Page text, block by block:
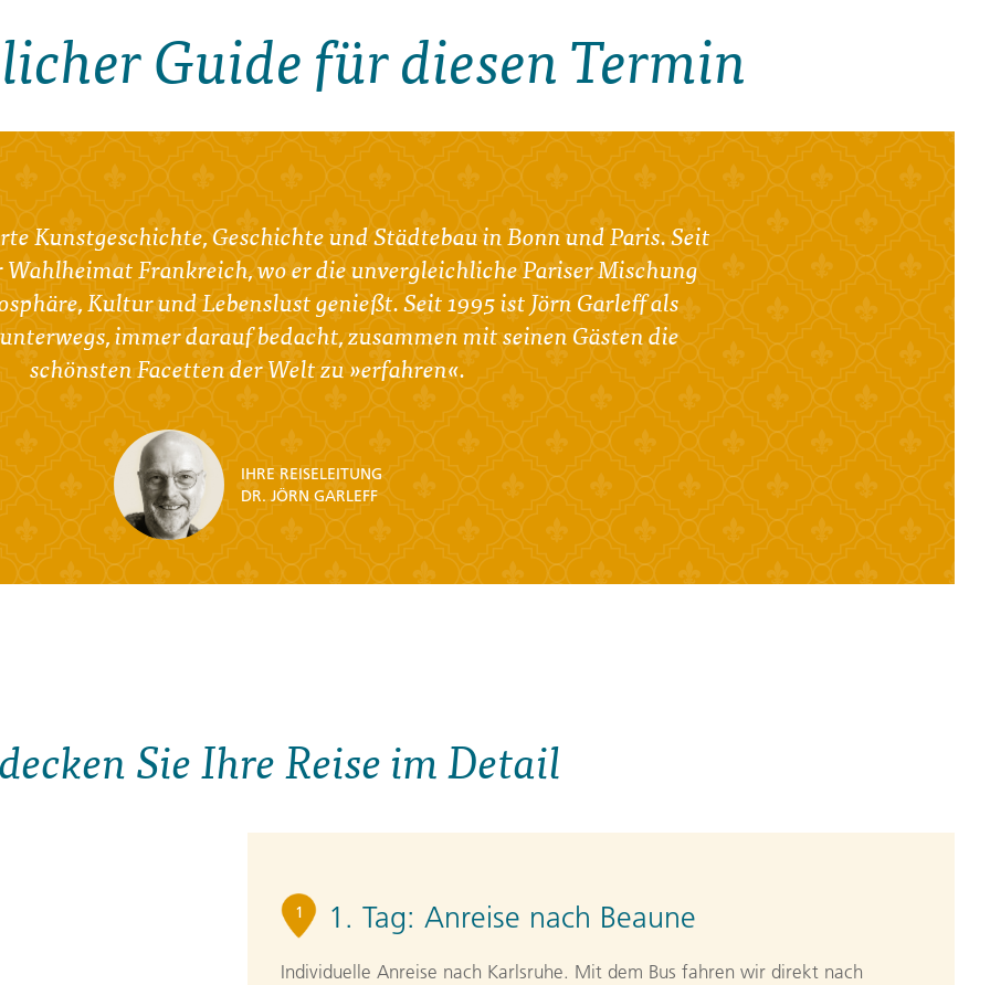
Guide für diesen Termin
Kunstgeschichte, Geschichte und Städtebau in Bonn und Paris. Seit
Wahlheimat Frankreich, wo er die unvergleichliche Pariser Mischung
Kultur und Lebenslust genießt. Seit 1995 ist Jörn Garleff als
immer darauf bedacht, zusammen mit seinen Gästen die
schönsten Facetten der Welt zu »erfahren«.
IHRE REISELEITUNG
DR. JÖRN GARLEFF
Sie Ihre Reise im Detail
1 1. Tag: Anreise nach Beaune
Individuelle Anreise nach Karlsruhe. Mit dem Bus fahren wir direkt nach